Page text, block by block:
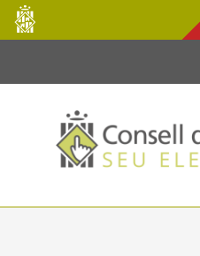
Salta al contingut principal
Consell
de
Mallorca